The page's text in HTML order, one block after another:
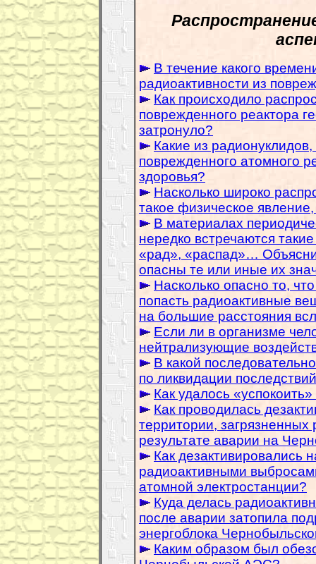
В течение какого
радиоактивности из
Как происходило
поврежденного реактора
затронуло?
Какие из
поврежденного атомного
здоровья?
Насколько широко
такое физическое
В материалах
нередко встречаются
«рад», «распад»…
опасны те или иные их
Насколько опасно то,
попасть радиоактивные
на большие расстояния
Если ли в организме
нейтрализующие
В какой
по ликвидации
Как удалось
Как проводилась
территории,
результате аварии на
Как дезактивировались
радиоактивными
атомной электростанции?
Куда делась
после аварии затопила
энергоблока
Каким образом был